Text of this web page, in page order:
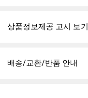
상품정보제공 고시 보기
배송/교환/반품 안내